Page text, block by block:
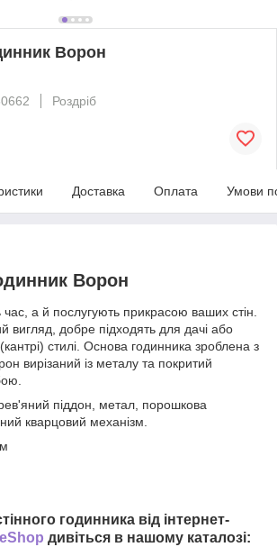
Ворон
Роздріб
Доставка Оплата Умови
Ворон
час, а й послугують прикрасою ваших стін.
вигляд, добре підходять для дачі або
стилі. Основа годинника зроблена з
вирізаний із металу та покритий
піддон, метал, порошкова
кварцовий механізм.
годинника від інтернет-
дивіться в нашому каталозі: